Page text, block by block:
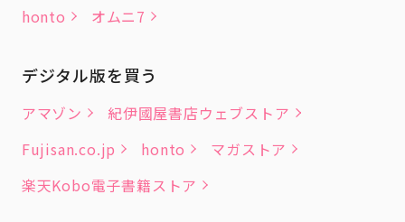
honto オムニ7
デジタル版を買う
アマゾン
紀伊國屋書店ウェブストア
Fujisan.co.jp
honto
マガストア
楽天Kobo電子書籍ストア